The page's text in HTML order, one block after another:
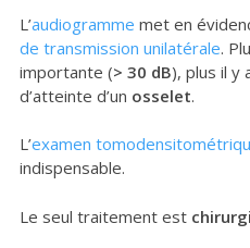
L’audiogramme met en
de transmission unilatérale.
importante (> 30 dB), plus il y
d’atteinte d’un osselet.
L’examen
indispensable.
Le seul traitement est